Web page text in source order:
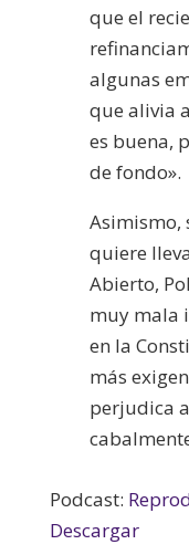
que el
algunas
que alivia
es buena,
de fondo».
Asimismo,
quiere
Abierto,
muy mala
en la
más
perjudica
Podcast:
Descargar